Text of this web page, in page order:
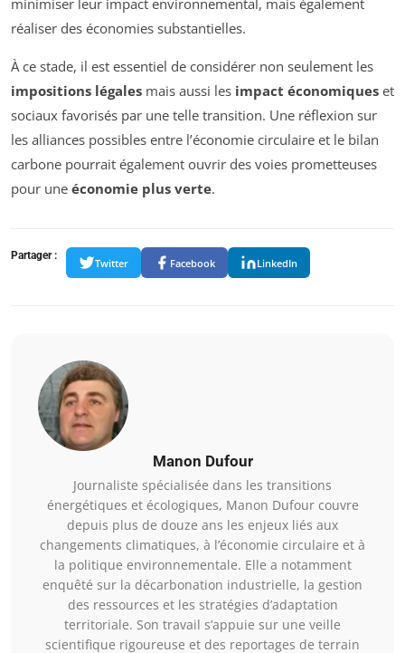
minimiser leur impact environnemental, mais également
réaliser des économies substantielles.
À ce stade, il est essentiel de considérer non seulement les
impositions légales mais aussi les impact économiques et
sociaux favorisés par une telle transition. Une réflexion sur
les alliances possibles entre l’économie circulaire et le bilan
carbone pourrait également ouvrir des voies prometteuses
pour une économie plus verte.
Partager :
Twitter Facebook LinkedIn
Manon Dufour
Journaliste spécialisée dans les transitions
énergétiques et écologiques, Manon Dufour couvre
depuis plus de douze ans les enjeux liés aux
changements climatiques, à l’économie circulaire et à
la politique environnementale. Elle a notamment
enquêté sur la décarbonation industrielle, la gestion
des ressources et les stratégies d’adaptation
territoriale. Son travail s’appuie sur une veille
scientifique rigoureuse et des reportages de terrain